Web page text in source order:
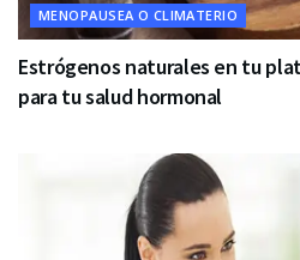
MENOPAUSEA O CLIMATERIO
Estrógenos naturales en tu
para tu salud hormonal